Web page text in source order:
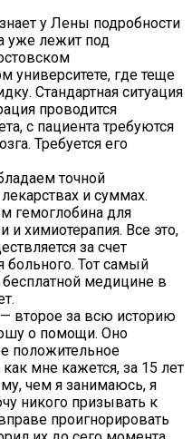
у Лены подробности
уже лежит под
университете, где теще
Стандартная ситуация
проводится
с пациента требуются
Требуется его
точной
и суммах.
гемоглобина для
химиотерапия. Все это,
за счет
больного. Тот самый
медицине в
второе за всю историю
о помощи. Оно
положительное
мне кажется, за 15 лет
чем я занимаюсь, я
никого призывать к
проигнорировать